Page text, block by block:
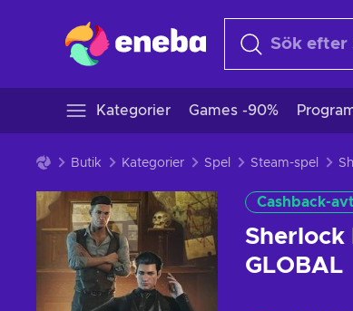
Kategorier Games -90%
Butik Kategorier Spel Steam-spel
Cashback-
Sherlock
GLOBAL